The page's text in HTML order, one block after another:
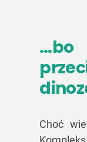
Choć